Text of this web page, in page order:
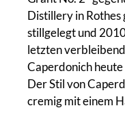
Distillery in
stillgelegt und
letzten
Caperdonich
Der Stil von
cremig mit einem